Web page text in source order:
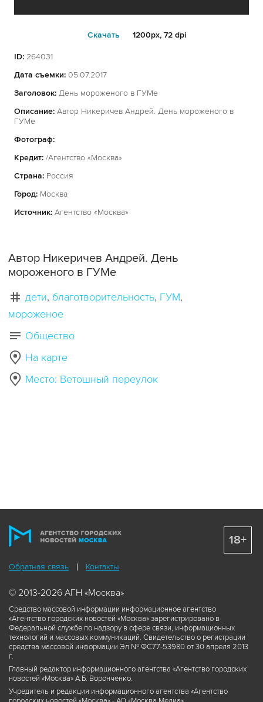
Cкачать 1200px, 72 dpi
ID: 264031
Дата съемки: 05.07.2017
Заголовок: День мороженого в ГУМе
Описание: Автор Никеричев Андрей. День мороженого в
ГУМе
Фотограф:
Кредит: /Агентство «Москва»
Страна: Россия
Город: Москва
Источник: Агентство «Москва»
Автор Никеричев Андрей. День
мороженого в ГУМе
дети благотворительность ГУМ
мороженое
Общество
На карте
Место: Ветошный переулок
Обратная связь Контакты
© 2013-2026 АГН «Москва»
Средство массовой информации информационное агентство
«Агентство городских новостей «Москва» зарегистрировано в
Федеральной службе по надзору в сфере связи, информационных
технологий и массовых коммуникаций. Свидетельство о регистрации
средства массовой информации Эл № ФС77-53980 от 30 апреля 2013
г.
Главный редактор информационного агентства «Агентство городских
новостей «Москва» А.Б. Воронченко.
Учредитель и редакция информационного агентства «Агентство
18+